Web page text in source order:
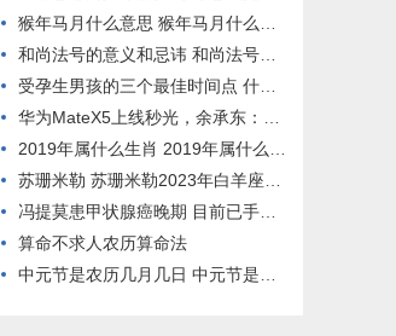
猴年马月什么意思 猴年马月什么意思是什么肖
和尚法号的意义和忌讳 和尚法号是什么
受孕生男孩的三个最佳时间点 什么时间段受孕生男孩
华为MateX5上线秒光，余承东：折屏手机还得看华为
2019年属什么生肖 2019年属什么生肖五行属什么
苏珊米勒 苏珊米勒2023年白羊座四月运势
冯提莫患甲状腺癌晚期 目前已手术 身体也恢复了
算命不求人农历算命法
中元节是农历几月几日 中元节是农历几月几日有什么风俗